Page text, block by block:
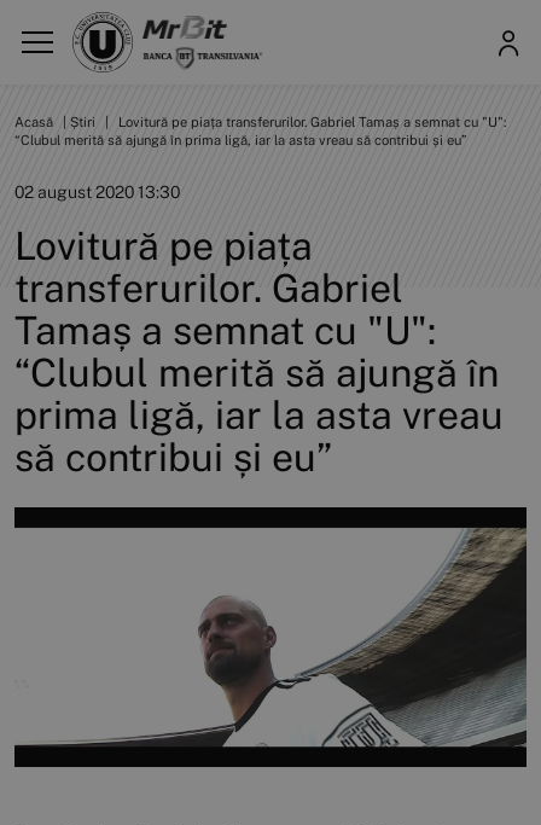
Acasă Știri
Lovitură pe piața transferurilor. Gabriel Tamaș a semnat cu "U":
“Clubul merită să ajungă în prima ligă, iar la asta vreau să contribui și eu”
02 august 2020 13:30
Lovitură pe piața
transferurilor. Gabriel
Tamaș a semnat cu "U":
“Clubul merită să ajungă în
prima ligă, iar la asta vreau
să contribui și eu”